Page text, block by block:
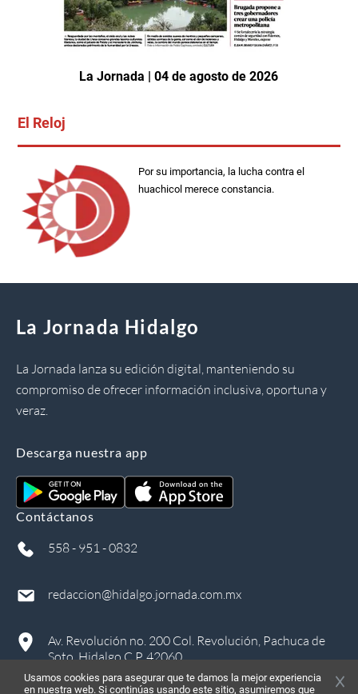
La Jornada | 04 de agosto de 2026
El Reloj
Por su importancia, la lucha contra el
huachicol merece constancia.
La Jornada Hidalgo
La Jornada lanza su edición digital, manteniendo su
compromiso de ofrecer información inclusiva, oportuna y
veraz.
Descarga nuestra app
Contáctanos
558 - 951 - 0832
redaccion@hidalgo.jornada.com.mx
Av. Revolución no. 200 Col. Revolución, Pachuca de
Soto, Hidalgo C.P. 42060
Usamos cookies para asegurar que te damos la mejor experiencia
en nuestra web. Si continúas usando este sitio, asumiremos que